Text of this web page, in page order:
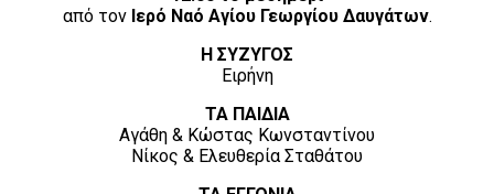
από τον Ιερό Ναό Αγίου Γεωργίου Δαυγάτων.
Η ΣΥΖΥΓΟΣ
Ειρήνη
ΤΑ ΠΑΙΔΙΑ
Αγάθη & Κώστας Κωνσταντίνου
Νίκος & Ελευθερία Σταθάτου